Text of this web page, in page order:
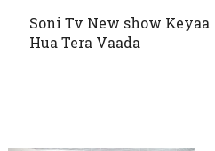
Soni Tv New show Keyaa
Hua Tera Vaada